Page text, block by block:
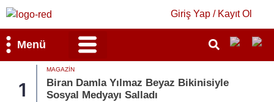
Giriş Yap / Kayıt Ol
Menü
1
MAGAZIN
Biran Damla Yılmaz Beyaz Bikinisiyle
Sosyal Medyayı Salladı